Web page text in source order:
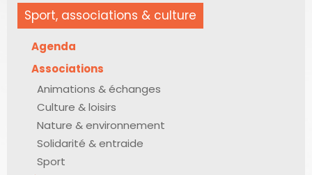
Sport, associations & culture
Agenda
Associations
Animations & échanges
Culture & loisirs
Nature & environnement
Solidarité & entraide
Sport